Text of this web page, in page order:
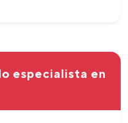
especialista en